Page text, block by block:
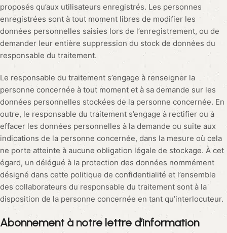
proposés qu’aux utilisateurs enregistrés. Les personnes
enregistrées sont à tout moment libres de modifier les
données personnelles saisies lors de l’enregistrement, ou de
demander leur entière suppression du stock de données du
responsable du traitement.
Le responsable du traitement s’engage à renseigner la
personne concernée à tout moment et à sa demande sur les
données personnelles stockées de la personne concernée. En
outre, le responsable du traitement s’engage à rectifier ou à
effacer les données personnelles à la demande ou suite aux
indications de la personne concernée, dans la mesure où cela
ne porte atteinte à aucune obligation légale de stockage. À cet
égard, un délégué à la protection des données nommément
désigné dans cette politique de confidentialité et l’ensemble
des collaborateurs du responsable du traitement sont à la
disposition de la personne concernée en tant qu’interlocuteur.
Abonnement à notre lettre d’information